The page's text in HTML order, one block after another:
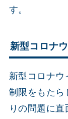
す。
新型コロナ
新型コロナウ
制限をもたら
りの問題に直